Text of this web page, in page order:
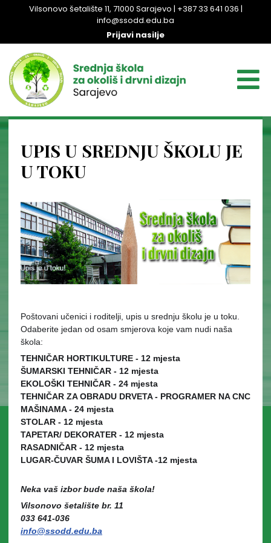
Vilsonovo šetalište 11, 71000 Sarajevo | +387 33 641 036 |
info@ssodd.edu.ba
Prijavi nasilje
UPIS U SREDNJU ŠKOLU JE
U TOKU
Poštovani učenici i roditelji, upis u srednju školu je u toku.
Odaberite jedan od osam smjerova koje vam nudi naša
škola:
TEHNIČAR HORTIKULTURE - 12 mjesta
ŠUMARSKI TEHNIČAR - 12 mjesta
EKOLOŠKI TEHNIČAR - 24 mjesta
TEHNIČAR ZA OBRADU DRVETA - PROGRAMER NA CNC
MAŠINAMA - 24 mjesta
STOLAR - 12 mjesta
TAPETAR/ DEKORATER - 12 mjesta
RASADNIČAR - 12 mjesta
LUGAR-ČUVAR ŠUMA I LOVIŠTA -12 mjesta
Neka vaš izbor bude naša škola!
Vilsonovo šetalište br. 11
033 641-036
info@ssodd.edu.ba